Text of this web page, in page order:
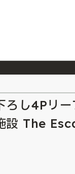
『ONE PIECE
ろし4Pリ
設 The